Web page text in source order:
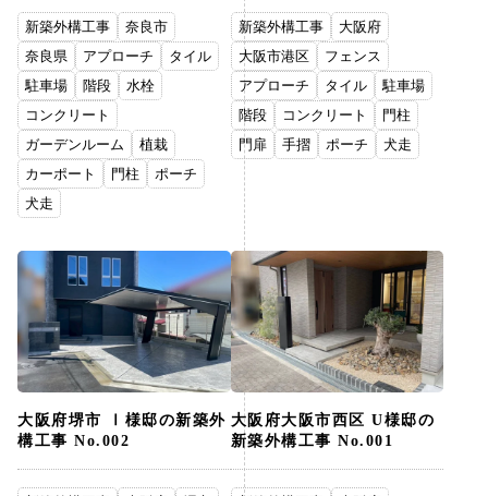
新築外構工事
奈良市
奈良県
アプローチ
タイル
駐車場
階段
水栓
コンクリート
ガーデンルーム
植栽
カーポート
門柱
ポーチ
犬走
新築外構工事
大阪府
大阪市港区
フェンス
アプローチ
タイル
駐車場
階段
コンクリート
門柱
門扉
手摺 ポーチ 犬走
大阪府堺市 Ⅰ様邸の新築外
構工事 No.002
大阪府大阪市西区 U様邸の
新築外構工事 No.001